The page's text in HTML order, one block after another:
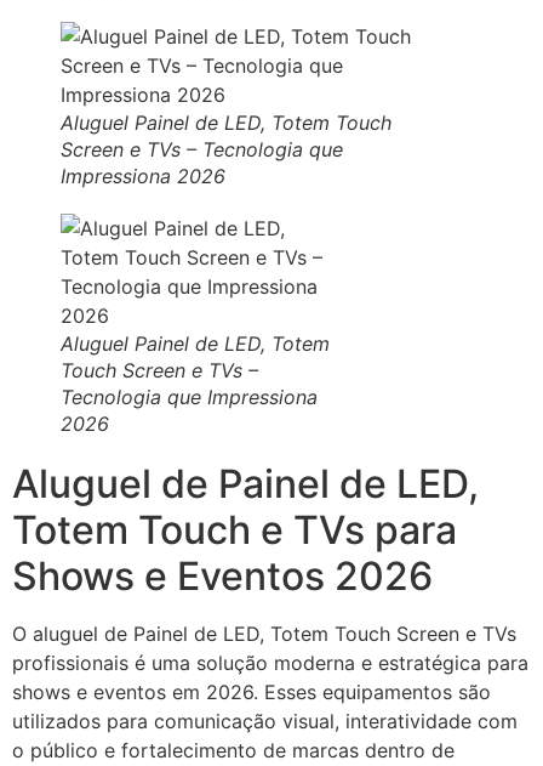
Aluguel Painel de LED, Totem Touch
Screen e TVs – Tecnologia que
Impressiona 2026
Aluguel Painel de LED, Totem
Touch Screen e TVs –
Tecnologia que Impressiona
2026
Aluguel de Painel de LED,
Totem Touch e TVs para
Shows e Eventos 2026
O aluguel de Painel de LED, Totem Touch Screen e TVs
profissionais é uma solução moderna e estratégica para
shows e eventos em 2026. Esses equipamentos são
utilizados para comunicação visual, interatividade com
o público e fortalecimento de marcas dentro de